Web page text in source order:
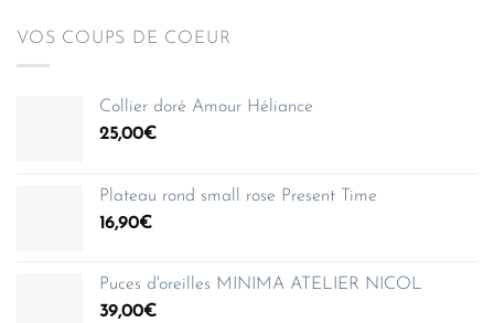
VOS COUPS DE COEUR
Collier doré Amour Héliance
25,00€
Plateau rond small rose Present Time
16,90€
Puces d'oreilles MINIMA ATELIER NICOL
39,00€